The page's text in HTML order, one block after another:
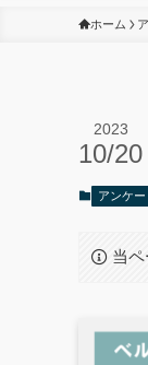
ホーム
2023
10/20
アンケ
当